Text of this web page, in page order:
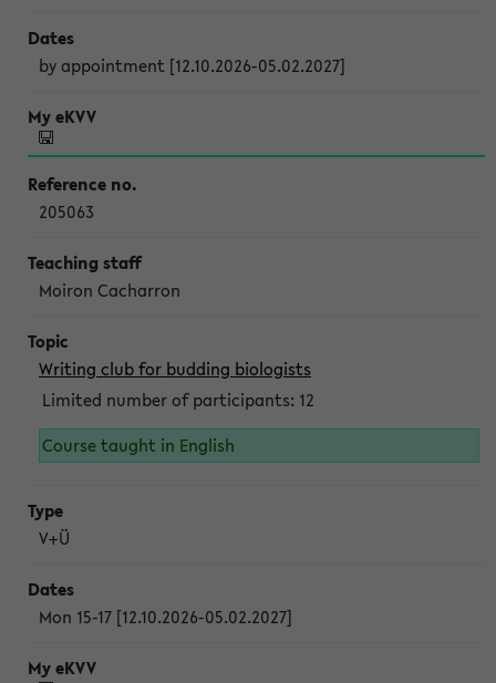
by appointment [12.10.2026-05.02.2027]
205063
Moiron Cacharron
Writing club for budding biologists
Limited number of participants: 12
Course taught in English
V+Ü
Mon 15-17 [12.10.2026-05.02.2027]